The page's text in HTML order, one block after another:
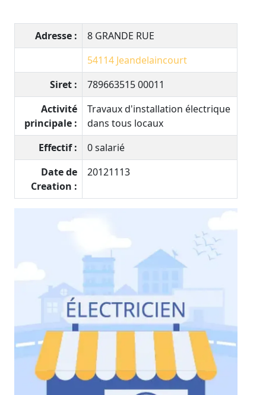
Adresse :
8 GRANDE RUE
54114 Jeandelaincourt
Siret :
789663515 00011
Activité
principale :
Travaux d'installation électrique
dans tous locaux
Effectif :
0 salarié
Date de
Creation :
20121113